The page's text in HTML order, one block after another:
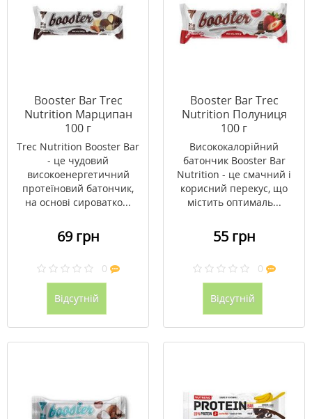
Booster Bar Trec
Nutrition Марципан
100 г
Trec Nutrition Booster Bar
- це чудовий
високоенергетичний
протеїновий батончик,
на основі сироватко...
69 грн
0
Відсутній
Booster Bar Trec
Nutrition Полуниця
100 г
Висококалорійний
батончик Booster Bar
Nutrition - це смачний і
корисний перекус, що
містить оптималь...
55 грн
0
Відсутній